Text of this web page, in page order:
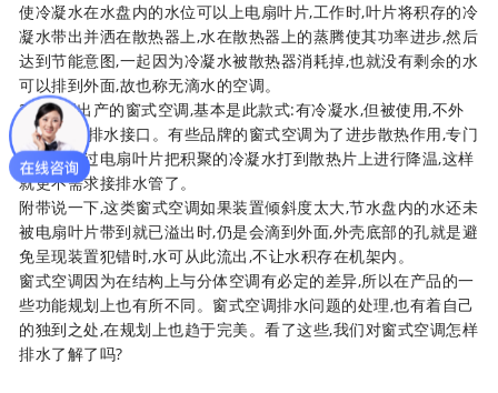
使冷凝水在水盘内的水位可以上电扇叶片,工作时,叶片将积存的冷
凝水带出并洒在散热器上,水在散热器上的蒸腾使其功率进步,然后
达到节能意图,一起因为冷凝水被散热器消耗掉,也就没有剩余的水
可以排到外面,故也称无滴水的空调。
3、后期出产的窗式空调,基本是此款式:有冷凝水,但被使用,不外
排,也没有排水接口。有些品牌的窗式空调为了进步散热作用,专门
规划成经过电扇叶片把积聚的冷凝水打到散热片上进行降温,这样
就更不需求接排水管了。
附带说一下,这类窗式空调如果装置倾斜度太大,节水盘内的水还未
被电扇叶片带到就已溢出时,仍是会滴到外面,外壳底部的孔就是避
免呈现装置犯错时,水可从此流出,不让水积存在机架内。
窗式空调因为在结构上与分体空调有必定的差异,所以在产品的一
些功能规划上也有所不同。窗式空调排水问题的处理,也有着自己
的独到之处,在规划上也趋于完美。看了这些,我们对窗式空调怎样
排水了解了吗?